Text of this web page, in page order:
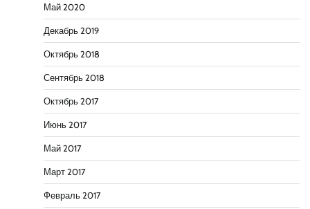
Май 2020
Декабрь 2019
Октябрь 2018
Сентябрь 2018
Октябрь 2017
Июнь 2017
Май 2017
Март 2017
Февраль 2017